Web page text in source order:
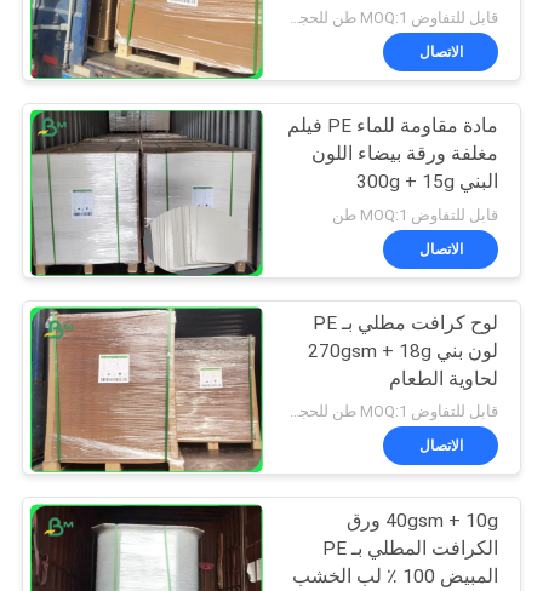
الوجبات الجاهزة
الاتصال
مادة مقاومة للماء PE فيلم
مغلفة ورقة بيضاء اللون
البني 300g + 15g
قابل للتفاوض MOQ:1 طن
الاتصال
لوح كرافت مطلي بـ PE
لون بني 270gsm + 18g
لحاوية الطعام
قابل للتفاوض MOQ:1 طن للحجم العادي و 10 طن للحجم الخاص
الاتصال
40gsm + 10g ورق
الكرافت المطلي بـ PE
المبيض 100 ٪ لب الخشب